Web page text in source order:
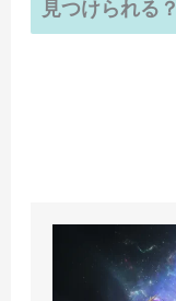
見つけられる？